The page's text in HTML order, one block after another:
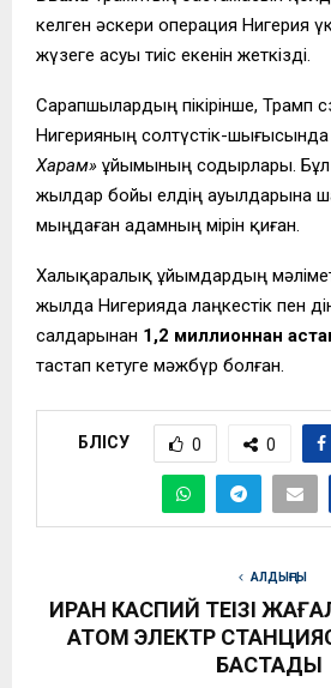
келген әскери операция Нигерия
жүзеге асуы тиіс екенін жеткізді.
Сарапшылардың пікірінше, Трамп
Нигерияның солтүстік-шығысында
Харам» ұйымының содырлары. Бұл
жылдар бойы елдің ауылдарына
мыңдаған адамның өмірін қиған.
Халықаралық ұйымдардың
жылда Нигерияда лаңкестік пен
салдарынан 1,2 миллионнан
тастап кетуге мәжбүр болған.
БӨЛІСУ 0 0
АЛДЫҢҒЫ
ИРАН КАСПИЙ ТЕҢІЗІ
АТОМ ЭЛЕКТР
БАСТАДЫ